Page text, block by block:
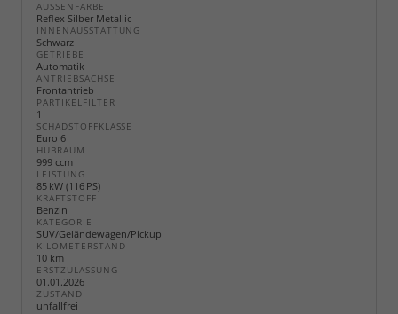
AUSSENFARBE
Reflex Silber Metallic
INNENAUSSTATTUNG
Schwarz
GETRIEBE
Automatik
ANTRIEBSACHSE
Frontantrieb
PARTIKELFILTER
1
SCHADSTOFFKLASSE
Euro 6
HUBRAUM
999 ccm
LEISTUNG
85 kW (116 PS)
KRAFTSTOFF
Benzin
KATEGORIE
SUV/Geländewagen/Pickup
KILOMETERSTAND
10 km
ERSTZULASSUNG
01.01.2026
ZUSTAND
unfallfrei